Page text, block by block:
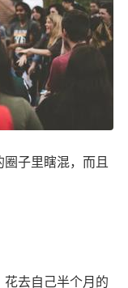
子里瞎混，而且
去自己半个月的